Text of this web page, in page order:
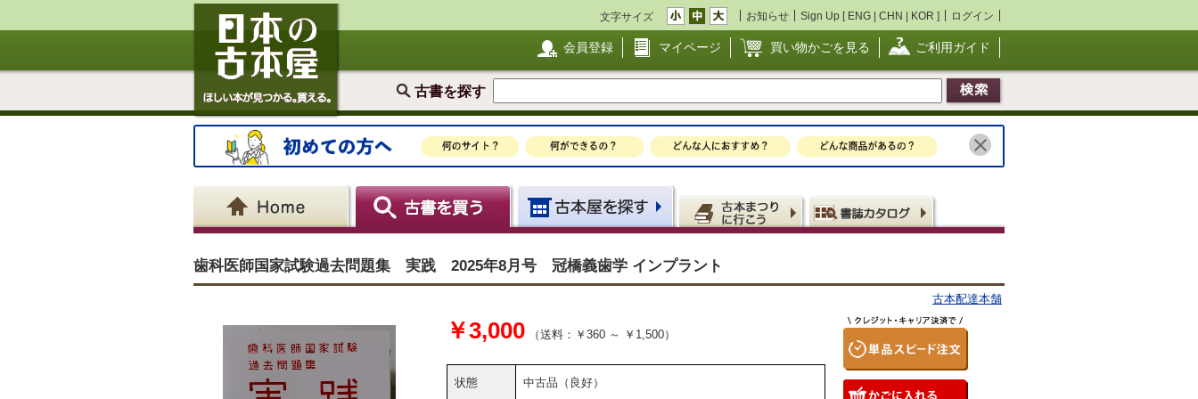
文字サイズ お知らせ Sign Up [ ENG | CHN | KOR ] ログイン
会員登録 マイページ 買い物かごを見る ご利用ガイド
古書を探す
歯科医師国家試験過去問題集 実践 2025年8月号 冠橋義歯学 インプラント
古本配達本舗
￥3,000 （送料：￥360 ～ ￥1,500）
状態 中古品（良好）